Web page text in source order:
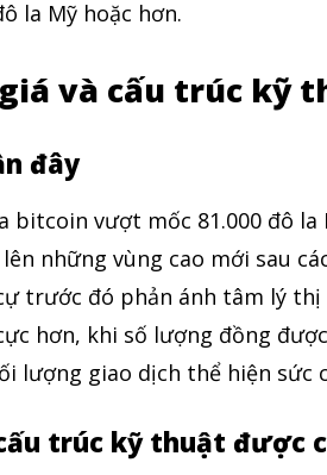
la Mỹ hoặc hơn.
và cấu trúc kỹ
đây
bitcoin vượt mốc 81.000 đô
những vùng cao mới sau
trước đó phản ánh tâm lý
hơn, khi số lượng đồng
lượng giao dịch thể hiện sức
trúc kỹ thuật được